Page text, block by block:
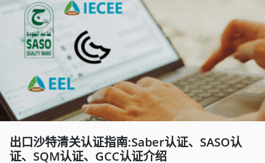
出口沙特清关认证指南:Saber认证、SASO认
证、SQM认证、GCC认证介绍